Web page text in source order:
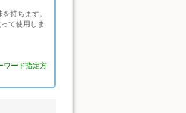
持ちます。
て使用しま
ワード指定方